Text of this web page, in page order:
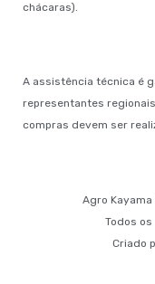
chácaras).
A assistência técnica é
representantes
compras devem ser
Agro
Todos
Criado